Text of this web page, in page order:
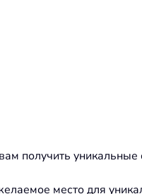
получить уникальные
место для